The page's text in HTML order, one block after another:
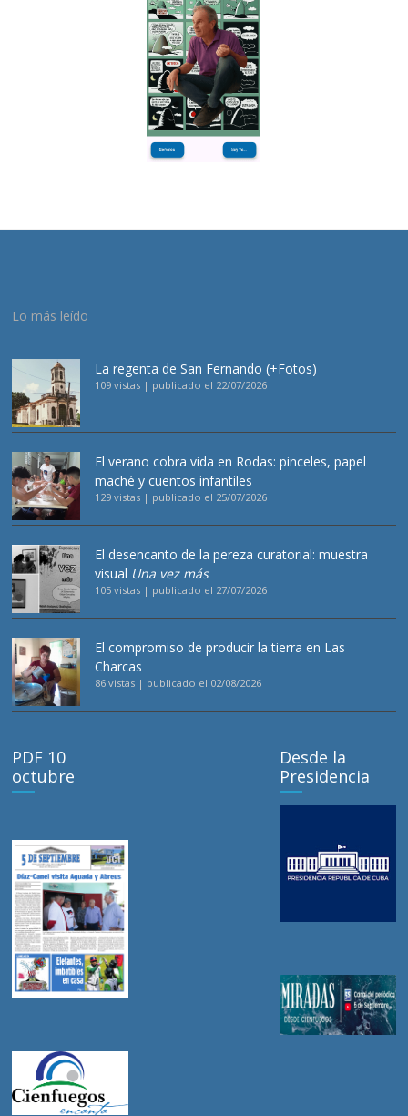
Lo más leído
La regenta de San Fernando (+Fotos)
109 vistas | publicado el 22/07/2026
El verano cobra vida en Rodas: pinceles, papel
maché y cuentos infantiles
129 vistas | publicado el 25/07/2026
El desencanto de la pereza curatorial: muestra
visual Una vez más
105 vistas | publicado el 27/07/2026
El compromiso de producir la tierra en Las
Charcas
86 vistas | publicado el 02/08/2026
PDF 10
octubre
Desde la
Presidencia